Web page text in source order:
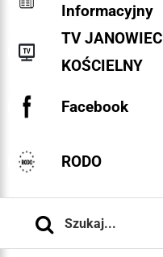
Informacyjny
TV JANOWIEC
KOŚCIELNY
Facebook
RODO